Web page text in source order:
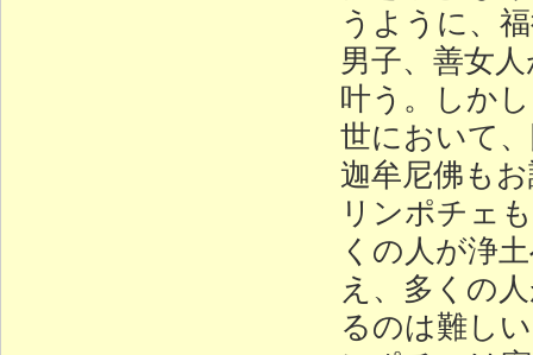
うように、
男子、善女
叶う。しか
世において
迦牟尼佛も
リンポチェ
くの人が浄
え、多くの
るのは難し